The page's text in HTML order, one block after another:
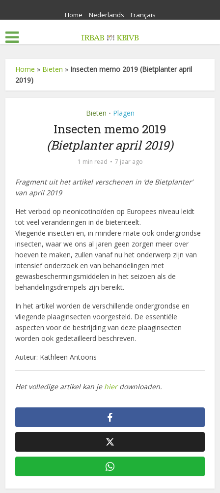
Home Nederlands Français
Home » Bieten » Insecten memo 2019 (Bietplanter april
2019)
Bieten • Plagen
Insecten memo 2019
(Bietplanter april 2019)
1 min read 7 jaar ago
Fragment uit het artikel verschenen in ‘de Bietplanter’
van april 2019
Het verbod op neonicotinoïden op Europees niveau leidt
tot veel veranderingen in de bietenteelt.
Vliegende insecten en, in mindere mate ook ondergrondse
insecten, waar we ons al jaren geen zorgen meer over
hoeven te maken, zullen vanaf nu het onderwerp zijn van
intensief onderzoek en van behandelingen met
gewasbeschermingsmiddelen in het seizoen als de
behandelingsdrempels zijn bereikt.
In het artikel worden de verschillende ondergrondse en
vliegende plaaginsecten voorgesteld. De essentiële
aspecten voor de bestrijding van deze plaaginsecten
worden ook gedetailleerd beschreven.
Auteur: Kathleen Antoons
Het volledige artikel kan je hierdownloaden.